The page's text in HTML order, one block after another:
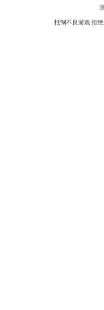
抵制不良游戏 拒